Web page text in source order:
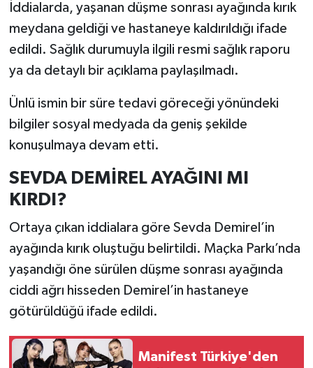
İddialarda, yaşanan düşme sonrası ayağında kırık
meydana geldiği ve hastaneye kaldırıldığı ifade
edildi. Sağlık durumuyla ilgili resmi sağlık raporu
ya da detaylı bir açıklama paylaşılmadı.
Ünlü ismin bir süre tedavi göreceği yönündeki
bilgiler sosyal medyada da geniş şekilde
konuşulmaya devam etti.
SEVDA DEMİREL AYAĞINI MI
KIRDI?
Ortaya çıkan iddialara göre Sevda Demirel’in
ayağında kırık oluştuğu belirtildi. Maçka Parkı’nda
yaşandığı öne sürülen düşme sonrası ayağında
ciddi ağrı hisseden Demirel’in hastaneye
götürüldüğü ifade edildi.
Manifest Türkiye'den